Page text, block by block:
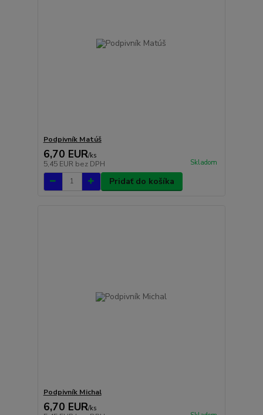
Podpivník Matúš
6,70 EUR/ks
5,45 EUR bez DPH Skladom
Pridať do košíka
Podpivník Michal
6,70 EUR/ks